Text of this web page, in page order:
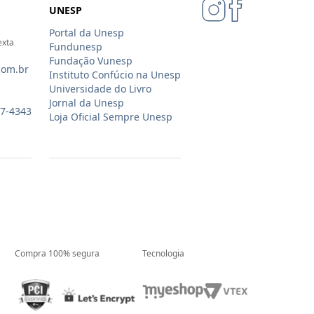
4343
UNESP
Portal da Unesp
Fundunesp
Fundação Vunesp
Instituto Confúcio na Unesp
Universidade do Livro
Jornal da Unesp
Loja Oficial Sempre Unesp
Compra 100% segura Tecnologia